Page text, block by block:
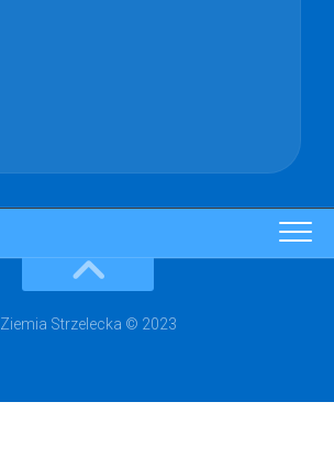
Ziemia Strzelecka © 2023